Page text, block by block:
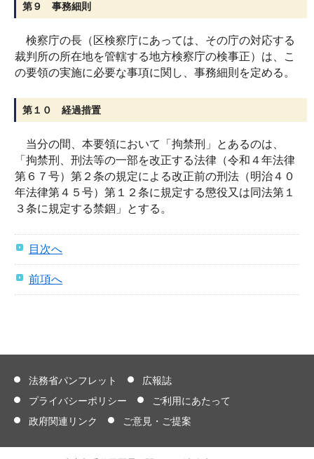
第９ 事務細則
検察庁の長（区検察庁にあっては、その庁の対応する
裁判所の所在地を管轄する地方検察庁の検事正）は、こ
の要領の実施に必要な事項に関し、事務細則を定める。
第１０ 経過措置
当分の間、本要領において「拘禁刑」とあるのは、
「拘禁刑、刑法等の一部を改正する法律（令和４年法律
第６７号）第２条の規定による改正前の刑法（明治４０
年法律第４５号）第１２条に規定する懲役又は同法第１
３条に規定する禁錮」とする。
目次へ
前項へ
法務省パンフレット
広報誌
プライバシーポリシー
ご利用にあたって
政府関連リンク
ご意見・ご提案